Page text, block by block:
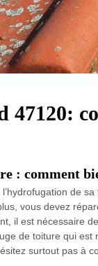
: comment
de
vous devez
il est nécessaire
de toiture qui
surtout pas à